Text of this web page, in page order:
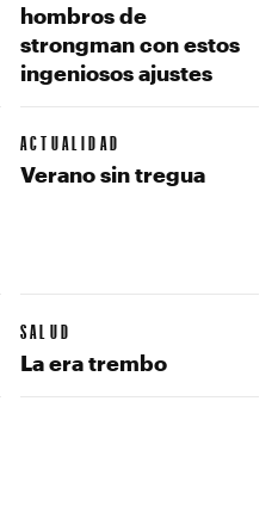
hombros de
strongman con estos
ingeniosos ajustes
ACTUALIDAD
Verano sin tregua
SALUD
La era trembo